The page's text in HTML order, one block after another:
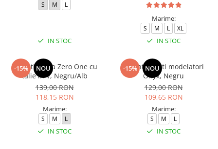
S M L
IN STOC
Marime:
S M L XL
IN STOC
-15% NOU
Colanti dama Zero One cu
talie in V, Negru/Alb
139,00 RON
118,15 RON
Marime:
S M L
IN STOC
-15% NOU
Colanti scurti modelatori
Onyx, Negru
129,00 RON
109,65 RON
Marime:
S M L
IN STOC